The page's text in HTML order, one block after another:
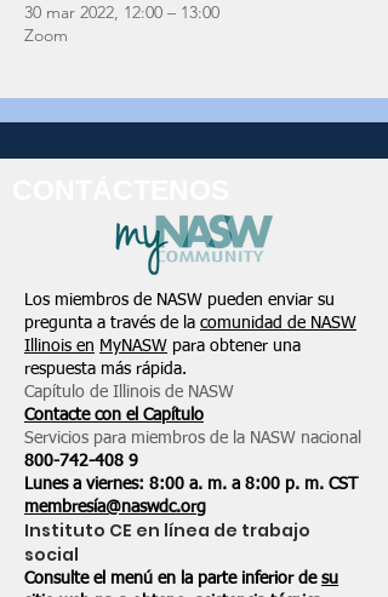
30 mar 2022, 12:00 – 13:00
Zoom
Los miembros de NASW pueden enviar su
pregunta a través de la comunidad de NASW
Illinois en MyNASW para obtener una
respuesta más rápida.
Capítulo de Illinois de NASW
Contacte con el Capítulo
Servicios para miembros de la NASW nacional
800-742-408 9
Lunes a viernes: 8:00 a. m. a 8:00 p. m. CST
membresía@naswdc.org
Instituto CE en línea de trabajo
social
Consulte el menú en la parte inferior de su